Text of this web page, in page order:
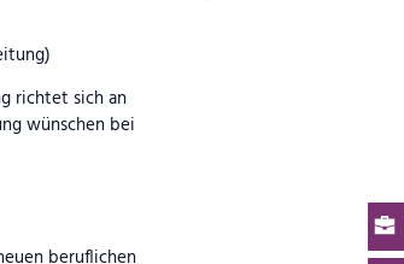
richtet sich an
wünschen bei
beruflichen